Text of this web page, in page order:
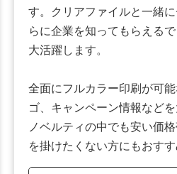
す。クリアファイルと一緒
らに企業を知ってもらえる
大活躍します。
全面にフルカラー印刷が可
ゴ、キャンペーン情報など
ノベルティの中でも安い価
を掛けたくない方にもおすす